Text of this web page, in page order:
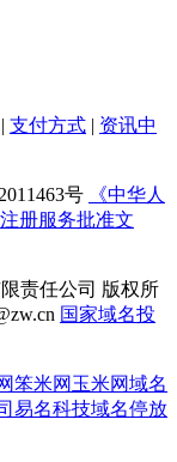
| 支付方式 | 资讯中
号
《中华人
册服务批准文
责任公司 版权所
国家域名投
笨米网 玉米网域名
易名科技域名停放